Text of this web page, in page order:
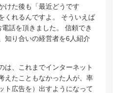
けた後も「最近どうです
くれるんですよ。 そういえば
話を頂きました。 信頼でき
知り合いの経営者を6人紹介
は、これまでインターネット
えたこともなかった人が、率
ト広告を）出すようになって